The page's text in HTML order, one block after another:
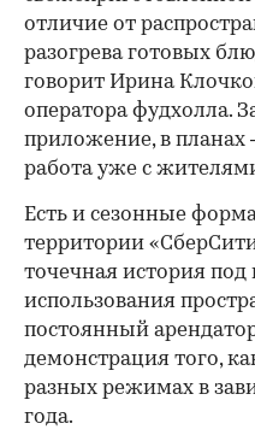
отличие от
разогрева готовых
говорит Ирина
оператора фудхолла.
приложение, в планах
работа уже с
Есть и сезонные
территории
точечная история
использования
постоянный
демонстрация того,
разных режимах в
года.